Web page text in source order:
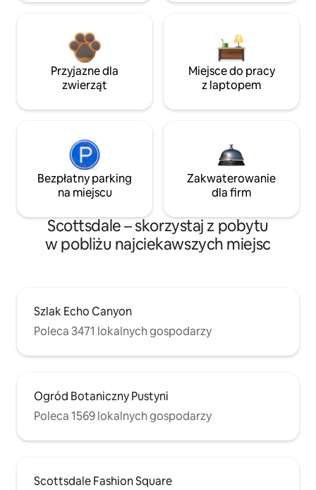
Przyjazne dla
zwierząt
Miejsce do pracy
z laptopem
Bezpłatny parking
na miejscu
Zakwaterowanie
dla firm
Scottsdale – skorzystaj z pobytu
w pobliżu najciekawszych miejsc
Szlak Echo Canyon
Poleca 3471 lokalnych gospodarzy
Ogród Botaniczny Pustyni
Poleca 1569 lokalnych gospodarzy
Scottsdale Fashion Square